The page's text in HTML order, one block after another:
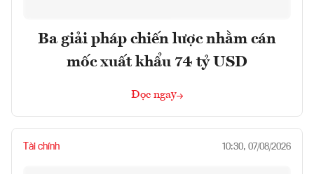
Ba giải pháp chiến lược nhằm cán
mốc xuất khẩu 74 tỷ USD
Đọc ngay
Tài chính 10:30, 07/08/2026